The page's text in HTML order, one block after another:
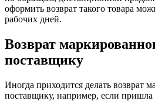
оформить возврат такого товара
рабочих дней.
Возврат
поставщику
Иногда приходится делать возврат
поставщику, например, если пришла